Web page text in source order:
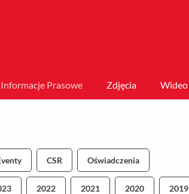
Informacje Prasowe Zdjęcia Wideo
CSR Oświadczenia
2022 2021 2020 2019